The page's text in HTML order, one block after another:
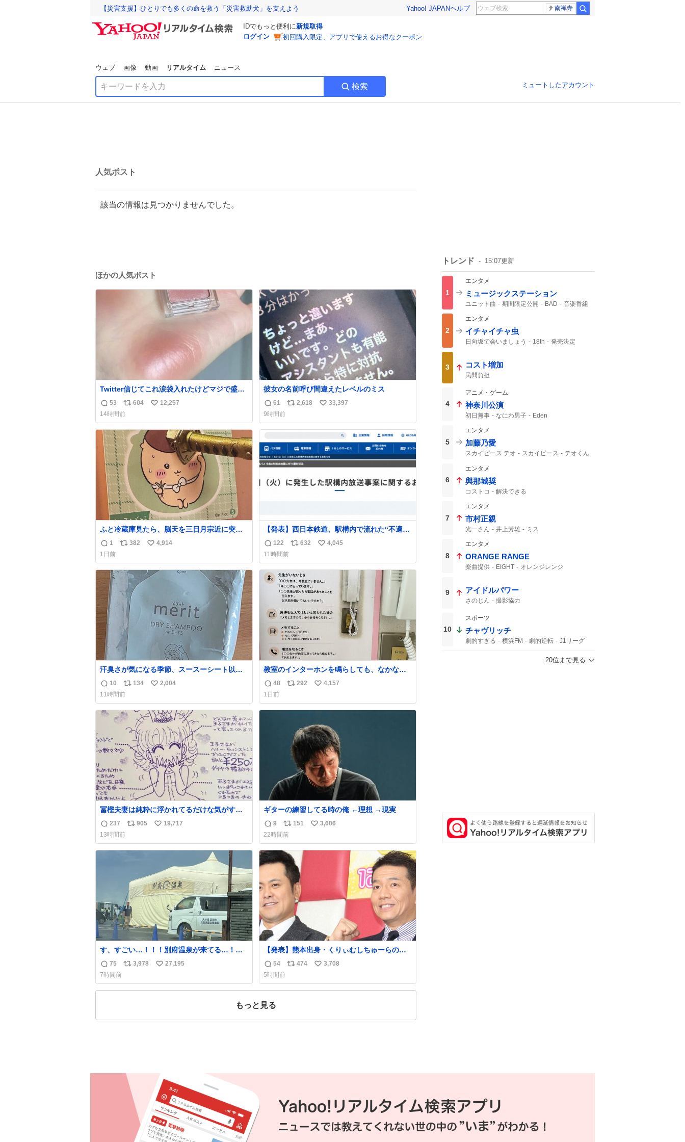
【災害支援】ひとりでも多くの命を救う「災害救助犬」を支えよう Yahoo! JAPANヘルプ 南禅寺
IDでもっと便利に新規取得
ログイン
初回購入限定、アプリで使えるお得なクーポン
ウェブ 画像 動画 リアルタイム ニュース
検索 ミュートしたアカウント
人気ポスト
該当の情報は見つかりませんでした。
ほかの人気ポスト
Twitter信じてこれ涙袋入れたけどマジで盛れ
た…ありがとう…
返
信
数
53
リ
ポ
ス
ト
数
604
い
ね
12,257
14時間前
彼女の名前呼び間違えたレベルのミス
返
信
数
61
リ
ス
数
2,618
い
ね
33,397
9時間前
ふと冷蔵庫見たら、脳天を三日月宗近に突き
刺されてるくりまんじゅうパイセンが
返
信
数
1
リ
ス
数
382
い
ね
数
4,914
1日前
【発表】西日本鉄道、駅構内で流れた“不適切
音声”に声明「被害届も検討」
news.livedoor.com/article/detail… 4日に西
鉄福岡（天神）駅および薬院駅で発生した駅
構内放送事案について声明を公表した。「第
三者によって駅構内放送設備に外部から不正
に音声が流された可能性も含めて確認を実
施」と説明した。
返
信
数
122
リ
ス
ト
数
632
い
ね
数
4,045
11時間前
汗臭さが気になる季節、スースーシート以外
だと、これがとにかくスッキリする。2年くら
い前に #生活は踊る で紹介したやつ。おじさ
んにもおばさんにもオススメだ。ドラストに
売ってるぞ。ドライシャンプーって書いてあ
るけど汗拭きシートみたいなもの。耳裏襟足
首筋がんがん拭いて汗臭不安を解消。
返
信
数
10
リ
ポ
ス
ト
数
134
い
ね
数
2,004
11時間前
教室のインターホンを鳴らしても、なかなか
誰も出ないことがあります…。 もしかすると
「電話の出方」に困っているのかもしれませ
ん。 そこで「何を話せばいいか」が見える手
引きを用意して、安心して電話に出られるよ
ミュニケーションの学びです。
返
信
数
48
リ
ス
292
い
ね
4,157
1日前
冨樫夫妻は純粋に浮かれてるだけな気がする
な〜 全アはここに自分の市場価値的なものを
上乗せするので、 すっぴん＆寝起きのボサボ
サ頭でも「今日も可愛いね」が止まらない。
放っておくと永遠に髪撫でてきて作業進まな
私より綺麗な手やめてもろて とか言う
返
信
数
237
リ
ス
905
い
ね
19,717
13時間前
ギターの練習してる時の俺 ←理想 →現実
返
信
数
9
リ
ポ
ス
ト
数
151
い
ね
3,606
22時間前
す、すごい…！！！別府温泉が来てる…！！
これはどれぐらい待つんだろう…
返
信
数
75
リ
ス
3,978
い
ね
27,195
7時間前
【発表】熊本出身・くりぃむしちゅーらの所
属事務所、被災地に義援金寄付
news.livedoor.com/article/detail… くりぃむ
しちゅーやマツコ、有働由美子らが所属する
芸能事務所「チャッターボックス」が7日、公
め義援金を寄付したことを公表した。
返
信
数
54
リ
ス
474
い
ね
3,708
5時間前
もっと見る
トレンド 15:07更新
1
エンタメ
ミュージックステーション
ユニット曲 期間限定公開 BAD
音楽番組
2
エンタメ
イチャイチャ虫
日向坂で会いましょう 18th
発売決定
3 コスト増加
民間負担
4
アニメ・ゲーム
神奈川公演
初日無事 なにわ男子 Eden
5
エンタメ
加藤乃愛
スカイピース テオ スカイピース
テオくん
6
エンタメ
與那城奨
コストコ 解決できる
7
エンタメ
市村正親
光一さん 井上芳雄 ミス
8
エンタメ
ORANGE RANGE
楽曲提供 EIGHT
オレンジレンジ
9 アイドルパワー
さのじん 撮影協力
10
スポーツ
チャヴリッチ
劇的すぎる 横浜FM 劇的逆転
J1リーグ
20位まで見る